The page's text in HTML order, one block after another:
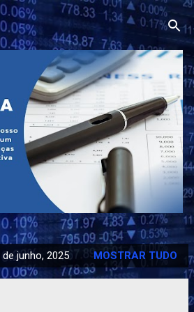
o conteúdo principal
junho, 2025 MOSTRAR TUDO